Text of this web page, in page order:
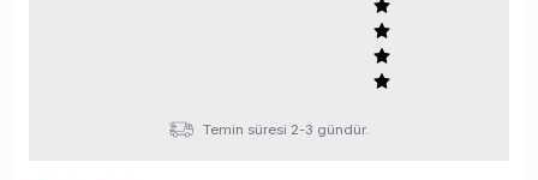
Temin süresi 2-3 gündür.